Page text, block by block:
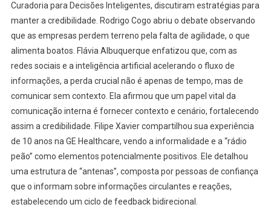
Curadoria para Decisões Inteligentes, discutiram estratégias para
manter a credibilidade. Rodrigo Cogo abriu o debate observando
que as empresas perdem terreno pela falta de agilidade, o que
alimenta boatos. Flávia Albuquerque enfatizou que, com as
redes sociais e a inteligência artificial acelerando o fluxo de
informações, a perda crucial não é apenas de tempo, mas de
comunicar sem contexto. Ela afirmou que um papel vital da
comunicação interna é fornecer contexto e cenário, fortalecendo
assim a credibilidade. Filipe Xavier compartilhou sua experiência
de 10 anos na GE Healthcare, vendo a informalidade e a “rádio
peão” como elementos potencialmente positivos. Ele detalhou
uma estrutura de “antenas”, composta por pessoas de confiança
que o informam sobre informações circulantes e reações,
estabelecendo um ciclo de feedback bidirecional.